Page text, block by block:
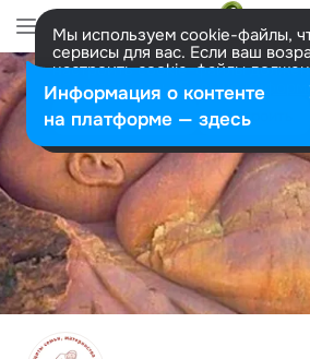
Мы используем cookie-файлы,
сервисы для вас. Если ваш
настроить cookie-файлы
представитель. Больше
Разрешить все Настроить
Информация о контенте
на платформе — здесь